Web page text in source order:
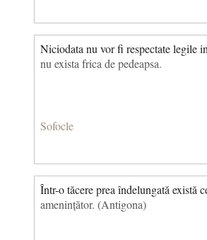
Niciodata nu vor fi respectate legile
nu exista frica de pedeapsa.
Sofocle
Într-o tăcere prea îndelungată există
amenințător. (Antigona)